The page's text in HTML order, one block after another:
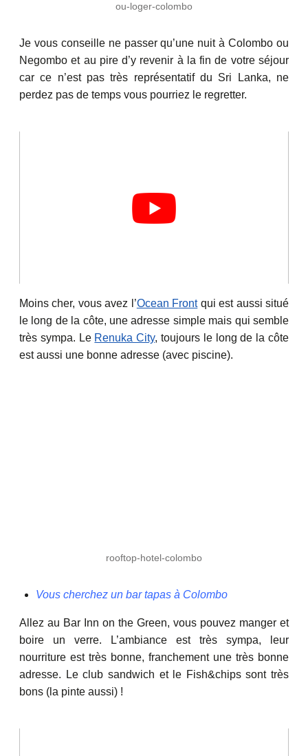
ou-loger-colombo
Je vous conseille ne passer qu’une nuit à Colombo ou
Negombo et au pire d’y revenir à la fin de votre séjour
car ce n’est pas très représentatif du Sri Lanka, ne
perdez pas de temps vous pourriez le regretter.
Moins cher, vous avez l’Ocean Frontqui est aussi situé
le long de la côte, une adresse simple mais qui semble
très sympa. Le Renuka City, toujours le long de la côte
est aussi une bonne adresse (avec piscine).
rooftop-hotel-colombo
Vous cherchez un bar tapas à Colombo
Allez au Bar Inn on the Green, vous pouvez manger et
boire un verre. L’ambiance est très sympa, leur
nourriture est très bonne, franchement une très bonne
adresse. Le club sandwich et le Fish&chips sont très
bons (la pinte aussi) !